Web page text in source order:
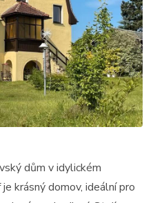
dům v idylickém
krásný domov, ideální pro